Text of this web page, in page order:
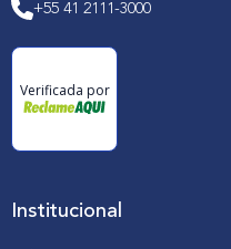
+55 41 2111-3000
Verificada por
Institucional